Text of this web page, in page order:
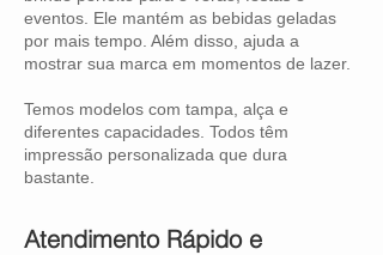
eventos. Ele mantém as bebidas geladas
por mais tempo. Além disso, ajuda a
mostrar sua marca em momentos de lazer.
Temos modelos com tampa, alça e
diferentes capacidades. Todos têm
impressão personalizada que dura
bastante.
Atendimento Rápido e